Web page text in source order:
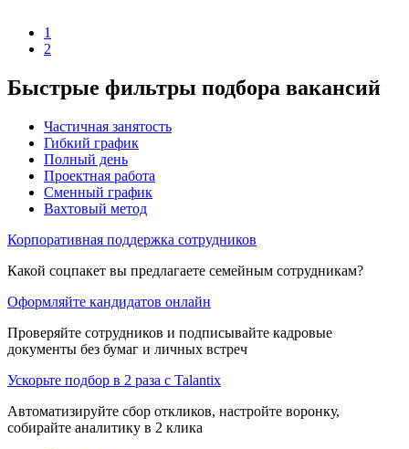
1
2
Быстрые фильтры подбора вакансий
Частичная занятость
Гибкий график
Полный день
Проектная работа
Сменный график
Вахтовый метод
Корпоративная поддержка сотрудников
Какой соцпакет вы предлагаете семейным сотрудникам?
Оформляйте кандидатов онлайн
Проверяйте сотрудников и подписывайте кадровые
документы без бумаг и личных встреч
Ускорьте подбор в 2 раза с Talantix
Автоматизируйте сбор откликов, настройте воронку,
собирайте аналитику в 2 клика